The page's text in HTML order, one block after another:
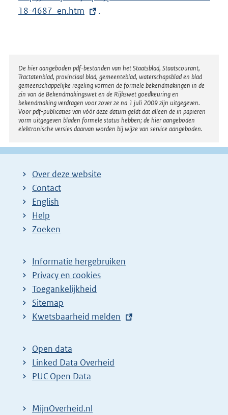
l
i
x
n
e
l
i
n
k
:
18-4687_en.htm
.
Disclaimer
De hier aangeboden pdf-bestanden van het Staatsblad, Staatscourant,
Tractatenblad, provinciaal blad, gemeenteblad, waterschapsblad en blad
gemeenschappelijke regeling vormen de formele bekendmakingen in de
zin van de Bekendmakingswet en de Rijkswet goedkeuring en
bekendmaking verdragen voor zover ze na 1 juli 2009 zijn uitgegeven.
Voor pdf-publicaties van vóór deze datum geldt dat alleen de in papieren
vorm uitgegeven bladen formele status hebben; de hier aangeboden
elektronische versies daarvan worden bij wijze van service aangeboden.
Over deze website
Contact
English
Help
Zoeken
Informatie hergebruiken
Privacy en cookies
Toegankelijkheid
Sitemap
E
t
e
r
Kwetsbaarheid melden
Open data
Linked Data Overheid
PUC Open Data
MijnOverheid.nl